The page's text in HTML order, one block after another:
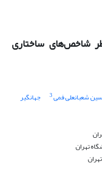
شاخص‌های ساختاری
شعبانعلی فمی3 جهانگیر
تهران